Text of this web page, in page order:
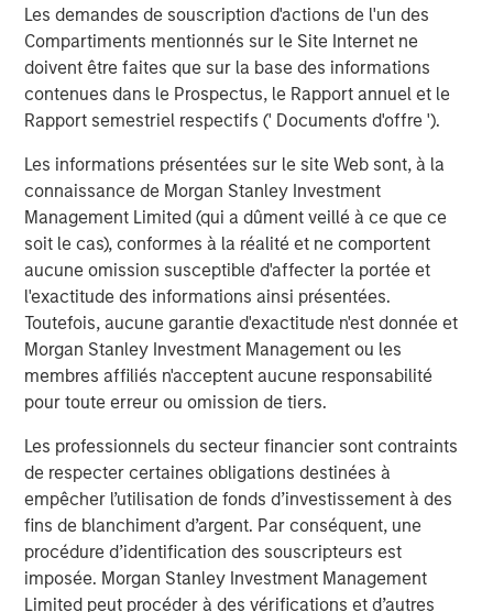
Les demandes de souscription d'actions de l'un des
Compartiments mentionnés sur le Site Internet ne
doivent être faites que sur la base des informations
contenues dans le Prospectus, le Rapport annuel et le
Rapport semestriel respectifs (' Documents d'offre ').
Les informations présentées sur le site Web sont, à la
connaissance de Morgan Stanley Investment
Management Limited (qui a dûment veillé à ce que ce
soit le cas), conformes à la réalité et ne comportent
aucune omission susceptible d'affecter la portée et
l'exactitude des informations ainsi présentées.
Toutefois, aucune garantie d'exactitude n'est donnée et
Morgan Stanley Investment Management ou les
membres affiliés n'acceptent aucune responsabilité
pour toute erreur ou omission de tiers.
Les professionnels du secteur financier sont contraints
de respecter certaines obligations destinées à
empêcher l’utilisation de fonds d’investissement à des
fins de blanchiment d’argent. Par conséquent, une
procédure d’identification des souscripteurs est
imposée. Morgan Stanley Investment Management
Limited peut procéder à des vérifications et d’autres
innovative, cost-effective approach to well completions.
We are thrilled to be partnering with Bobby and Seth to
deliver that differentiated service offering and grow
Catalyst into an industry leader.”
About Catalyst Energy Services
Headquartered in Midland, Texas, Catalyst Energy
Services provides pressure pumping and other
complementary services to upstream producers in
premier U.S. oil and gas basins. For further information
about Catalyst, please visit
www.catalystenergyservices.com
Morgan Stanley Energy Partners, the energy-focused
private equity business of Morgan Stanley Investment
Management, is a leading energy private equity platform
that makes privately negotiated equity and equity-related
investments in energy companies located primarily in
North America. Morgan Stanley Energy Partners pursues